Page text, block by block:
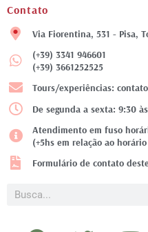
Contato
Via Fiorentina, 531 - Pisa,
(+39) 3341 946601
(+39) 3661252525
Tours/experiências:
De segunda a sexta: 9:30
Atendimento em fuso
(+5hs em relação ao
Formulário de contato
Pesquisar